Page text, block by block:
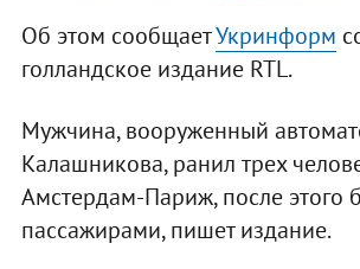
Об этом сообщаетУкринформ
голландское издание RTL.
Мужчина, вооруженный
Калашникова, ранил трех
Амстердам-Париж, после этого
пассажирами, пишет издание.